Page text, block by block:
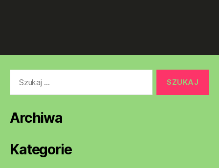
Archiwa
Kategorie